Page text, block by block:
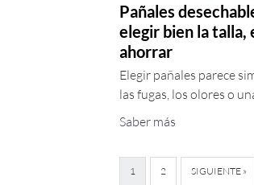
Pañales
elegir bien la talla,
ahorrar
Elegir pañales parece
las fugas, los olores o
Saber más
1 2 SIGUIENTE »